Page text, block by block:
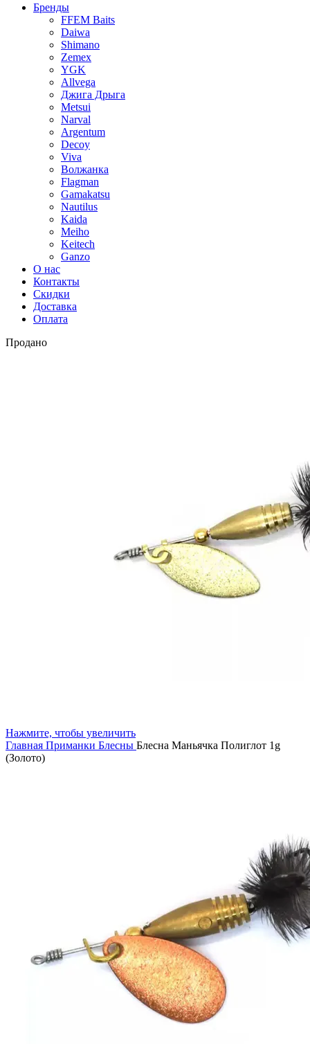
Бренды
FFEM Baits
Daiwa
Shimano
Zemex
YGK
Allvega
Джига Дрыга
Metsui
Narval
Argentum
Decoy
Viva
Волжанка
Flagman
Gamakatsu
Nautilus
Kaida
Meiho
Keitech
Ganzo
О нас
Контакты
Скидки
Доставка
Оплата
Продано
Нажмите, чтобы увеличить
Главная Приманки Блесны Блесна Маньячка Полиглот 1g
(Золото)